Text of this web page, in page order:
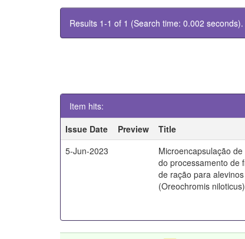
Results 1-1 of 1 (Search time: 0.002 seconds).
Item hits:
Issue Date
Preview Title
5-Jun-2023
Microencapsulação
do processamento de
de ração para
(Oreochromis niloticus)